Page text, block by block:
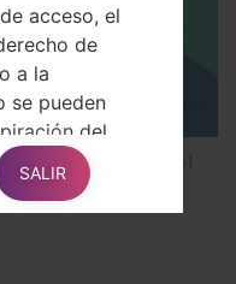
fábrica a través del
acceso, el
de
a la
se pueden
del
se
SALIR